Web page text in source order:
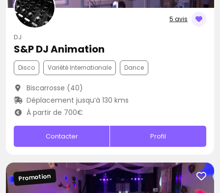
5 avis
DJ
S&P DJ Animation
Disco Variété Internationale Dance
Biscarrosse (40)
Déplacement jusqu’à 130 kms
À partir de 700€
Contacter Profil
Promotion